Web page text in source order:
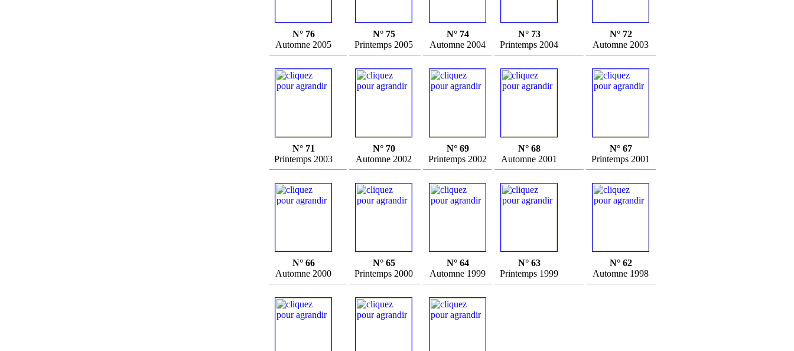
N° 76
Automne 2005
N° 75
Printemps 2005
N° 74
Automne 2004
N° 73
Printemps 2004
N° 72
Automne 2003
N° 71
Printemps 2003
N° 70
Automne 2002
N° 69
Printemps 2002
N° 68
Automne 2001
N° 67
Printemps 2001
N° 66
Automne 2000
N° 65
Printemps 2000
N° 64
Automne 1999
N° 63
Printemps 1999
N° 62
Automne 1998